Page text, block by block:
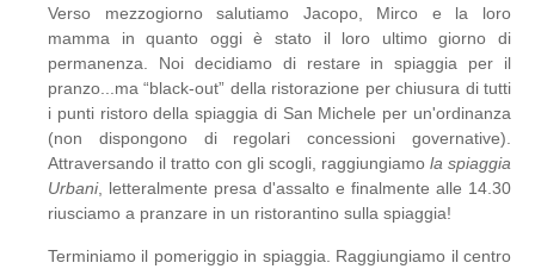
Verso mezzogiorno salutiamo Jacopo, Mirco e la loro
mamma in quanto oggi è stato il loro ultimo giorno di
permanenza. Noi decidiamo di restare in spiaggia per il
pranzo...ma “black-out” della ristorazione per chiusura di tutti
i punti ristoro della spiaggia di San Michele per un'ordinanza
(non dispongono di regolari concessioni governative).
Attraversando il tratto con gli scogli, raggiungiamo la spiaggia
Urbani, letteralmente presa d'assalto e finalmente alle 14.30
riusciamo a pranzare in un ristorantino sulla spiaggia!
Terminiamo il pomeriggio in spiaggia. Raggiungiamo il centro